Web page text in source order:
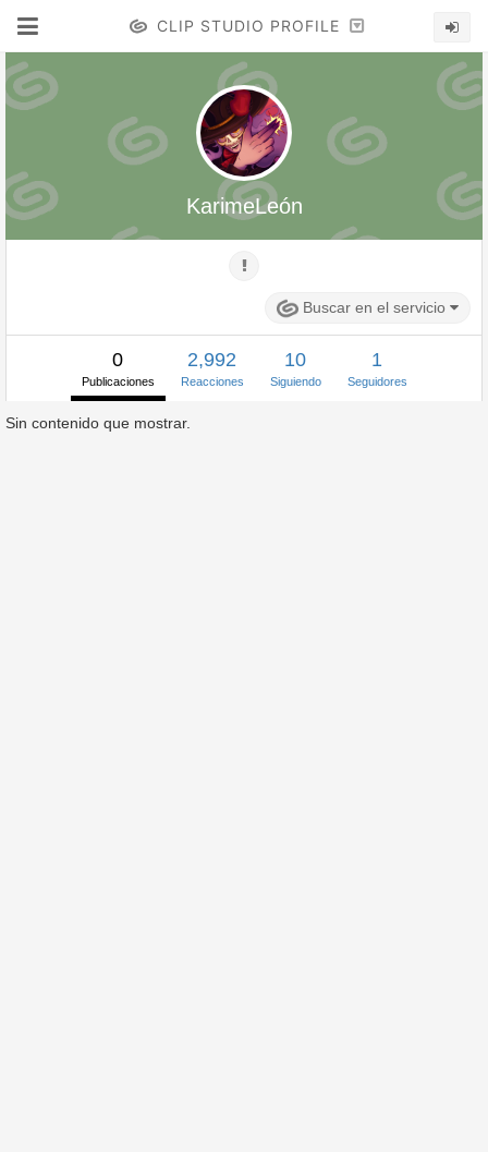
CLIP STUDIO PROFILE
KarimeLeón
Buscar en el servicio
0
Publicaciones
2,992
Reacciones
10
Siguiendo
1
Seguidores
Sin contenido que mostrar.